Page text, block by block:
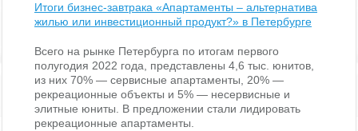
Итоги бизнес-завтрака «Апартаменты – альтернатива
жилью или инвестиционный продукт?» в Петербурге
Всего на рынке Петербурга по итогам первого
полугодия 2022 года, представлены 4,6 тыс. юнитов,
из них 70% — сервисные апартаменты, 20% —
рекреационные объекты и 5% — несервисные и
элитные юниты. В предложении стали лидировать
рекреационные апартаменты.